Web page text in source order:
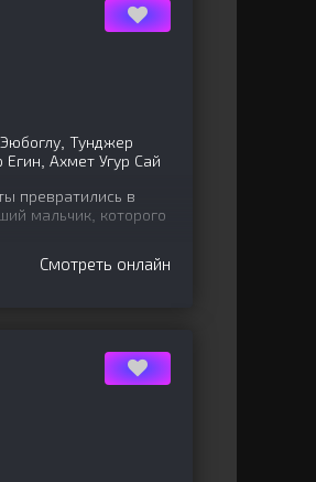
Тунджер
Ахмет Угур Сай
превратились в
мальчик, которого
Смотреть онлайн